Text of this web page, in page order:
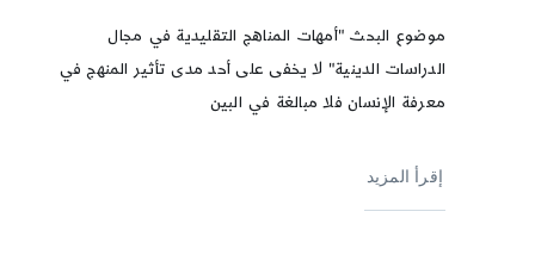
موضوع البحث "أمهات المناهج التقليدية في مجال
الدراسات الدينية" لا يخفى على أحد مدى تأثير المنهج في
معرفة الإنسان فلا مبالغة في البين
إقرأ المزيد